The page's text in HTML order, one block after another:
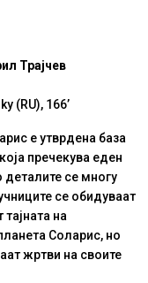
Трајчев
(RU), 166’
е утврдена база
пречекува еден
деталите се многу
се обидуваат
тајната на
Соларис, но
жртви на своите